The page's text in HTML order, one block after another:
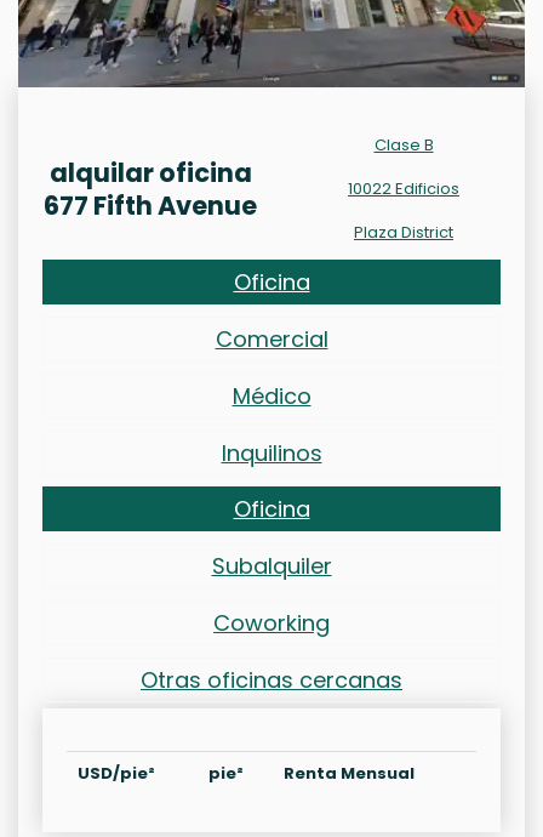
alquilar oficina
677 Fifth Avenue
Clase B
10022 Edificios
Plaza District
Oficina
Comercial
Médico
Inquilinos
Oficina
Subalquiler
Coworking
Otras oficinas cercanas
USD/pie² pie² Renta Mensual